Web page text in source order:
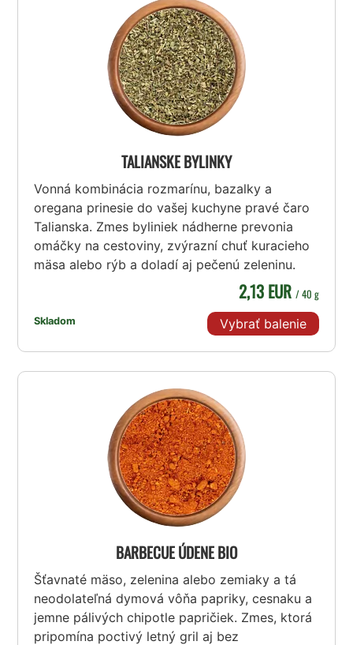
TALIANSKE BYLINKY
Vonná kombinácia rozmarínu, bazalky a
oregana prinesie do vašej kuchyne pravé čaro
Talianska. Zmes byliniek nádherne prevonia
omáčky na cestoviny, zvýrazní chuť kuracieho
mäsa alebo rýb a doladí aj pečenú zeleninu.
Skladom
2,13 EUR / 40 g
Vybrať balenie
BARBECUE ÚDENE BIO
Šťavnaté mäso, zelenina alebo zemiaky a tá
neodolateľná dymová vôňa papriky, cesnaku a
jemne pálivých chipotle papričiek. Zmes, ktorá
pripomína poctivý letný gril aj bez